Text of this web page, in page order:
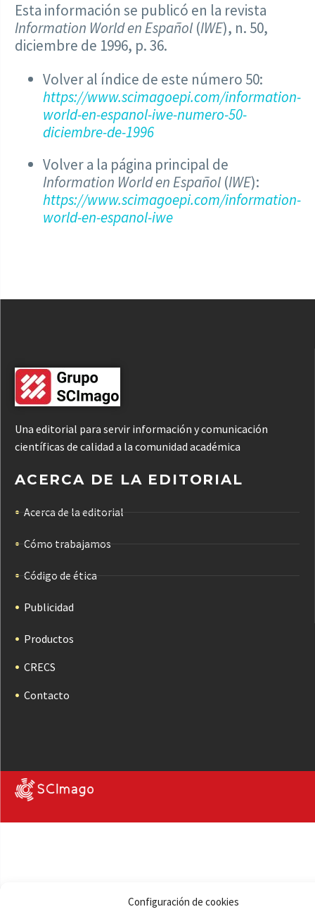
Configuración de cookies
Esta información se publicó en la revista
Information World en Español (IWE), n. 50,
diciembre de 1996, p. 36.
Volver al índice de este número 50:
https://www.scimagoepi.com/information-
world-en-espanol-iwe-numero-50-
diciembre-de-1996
Volver a la página principal de
Information World en Español (IWE):
https://www.scimagoepi.com/information-
world-en-espanol-iwe
Una editorial para servir información y comunicación
científicas de calidad a la comunidad académica
ACERCA DE LA EDITORIAL
Acerca de la editorial
Cómo trabajamos
Código de ética
Publicidad
Productos
CRECS
Contacto